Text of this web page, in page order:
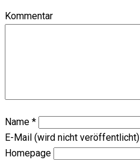
Kommentar
Name *
E-Mail (wird nicht veröffentlicht)
Homepage